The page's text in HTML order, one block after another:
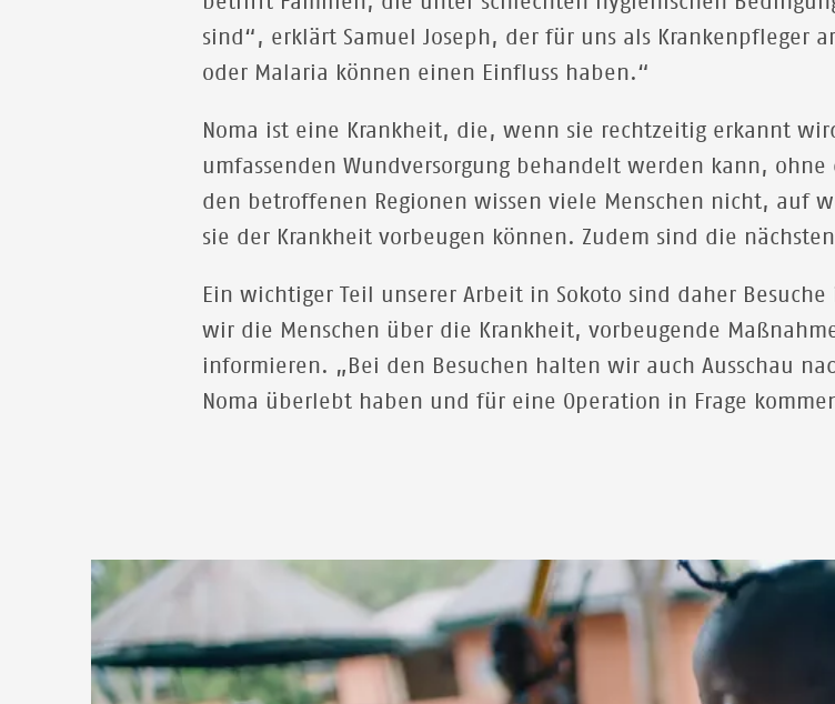
sind“, erklärt Samuel Joseph, der für uns als Krankenpfleger
oder Malaria können einen Einfluss haben.“
Noma ist eine Krankheit, die, wenn sie rechtzeitig erkannt
umfassenden Wundversorgung behandelt werden kann,
den betroffenen Regionen wissen viele Menschen nicht, auf
sie der Krankheit vorbeugen können. Zudem sind die
Ein wichtiger Teil unserer Arbeit in Sokoto sind daher
wir die Menschen über die Krankheit, vorbeugende
informieren. „Bei den Besuchen halten wir auch Ausschau
Noma überlebt haben und für eine Operation in Frage